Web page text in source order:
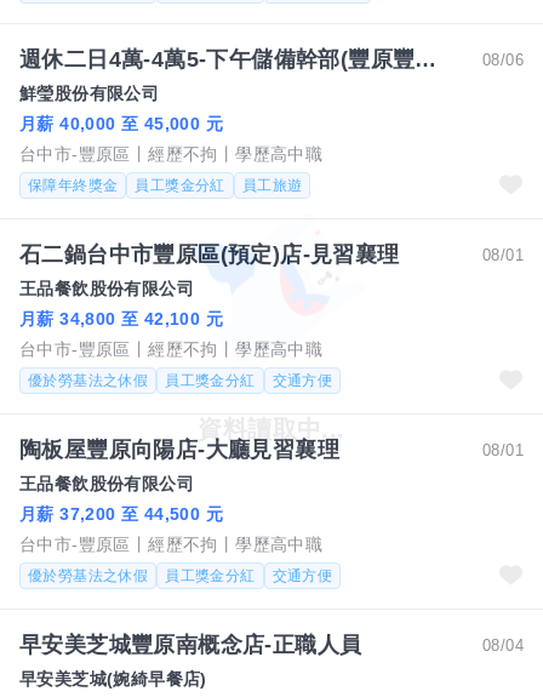
08/06
週休二日4萬-4萬5-下午儲備幹部(豐原豐醫門市)
鮮瑩股份有限公司
月薪 40,000 至 45,000 元
台中市-豐原區
經歷不拘 學歷高中職
保障年終獎金 員工獎金分紅 員工旅遊
08/01
石二鍋台中市豐原區(預定)店-見習襄理
王品餐飲股份有限公司
月薪 34,800 至 42,100 元
台中市-豐原區
經歷不拘 學歷高中職
優於勞基法之休假 員工獎金分紅 交通方便
08/01
陶板屋豐原向陽店-大廳見習襄理
王品餐飲股份有限公司
月薪 37,200 至 44,500 元
台中市-豐原區
經歷不拘 學歷高中職
優於勞基法之休假 員工獎金分紅 交通方便
08/04
早安美芝城豐原南概念店-正職人員
早安美芝城(婉綺早餐店)